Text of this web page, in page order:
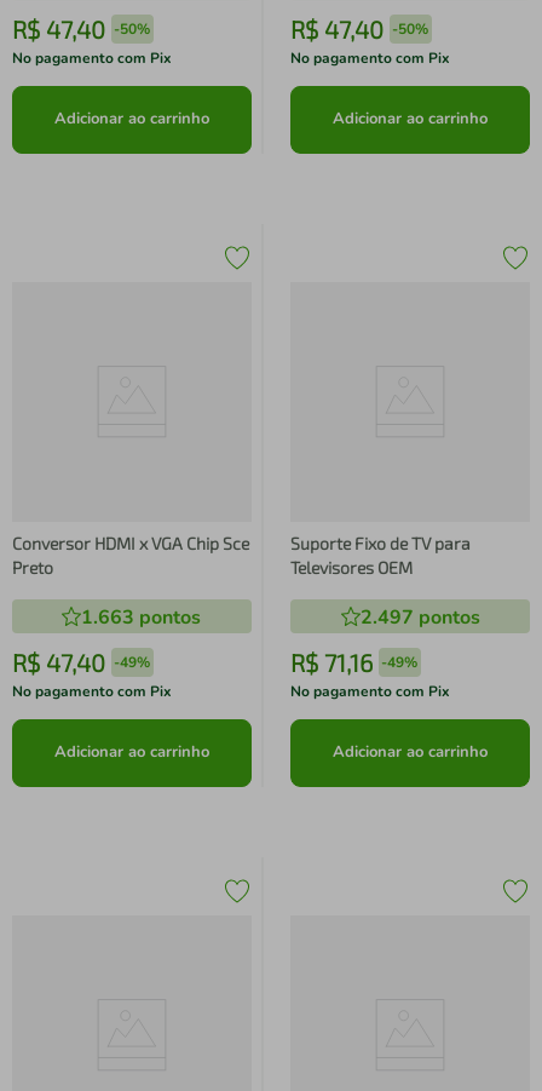
R$ 47,40 -50%
No pagamento com Pix
Adicionar ao carrinho
R$ 47,40 -50%
No pagamento com Pix
Adicionar ao carrinho
Conversor HDMI x VGA Chip Sce
Preto
1.663 pontos
R$ 47,40 -49%
No pagamento com Pix
Adicionar ao carrinho
Suporte Fixo de TV para
Televisores OEM
2.497 pontos
R$ 71,16 -49%
No pagamento com Pix
Adicionar ao carrinho